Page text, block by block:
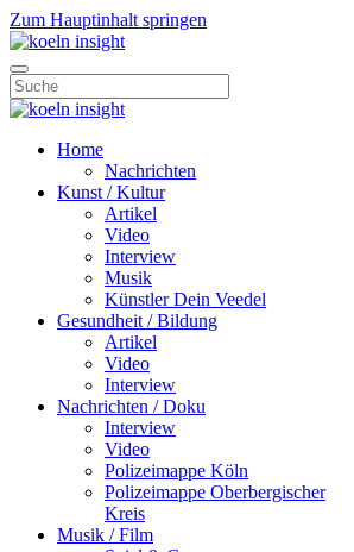
Zum Hauptinhalt springen
Home
Nachrichten
Kunst / Kultur
Artikel
Video
Interview
Musik
Künstler Dein Veedel
Gesundheit / Bildung
Artikel
Video
Interview
Nachrichten / Doku
Interview
Video
Polizeimappe Köln
Polizeimappe Oberbergischer
Kreis
Musik / Film